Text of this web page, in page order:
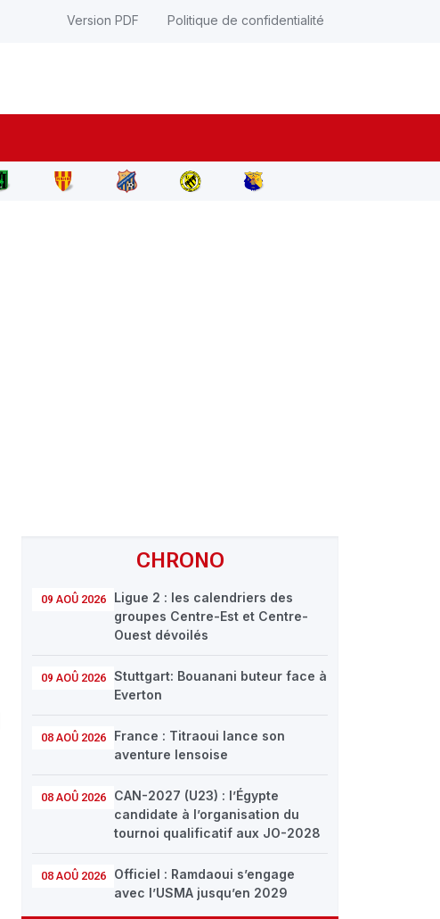
Version PDF Politique de confidentialité
CHRONO
09 AOÛ 2026
Ligue 2 : les calendriers des
groupes Centre-Est et Centre-
Ouest dévoilés
09 AOÛ 2026
Stuttgart: Bouanani buteur face à
Everton
08 AOÛ 2026
France : Titraoui lance son
aventure lensoise
08 AOÛ 2026
CAN-2027 (U23) : l’Égypte
candidate à l’organisation du
tournoi qualificatif aux JO-2028
08 AOÛ 2026
Officiel : Ramdaoui s’engage
avec l’USMA jusqu’en 2029